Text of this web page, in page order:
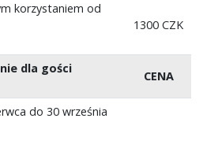
korzystaniem od
1300 CZK
dla gości
CENA
do 30 września